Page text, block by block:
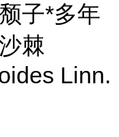
子*多年
棘
Linn.